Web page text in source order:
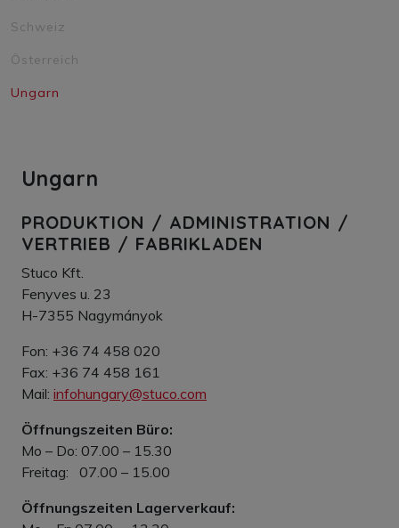
Ungarn
PRODUKTION / ADMINISTRATION /
VERTRIEB / FABRIKLADEN
Stuco Kft.
Fenyves u. 23
H-7355 Nagymányok
Fon: +36 74 458 020
Fax: +36 74 458 161
Mail: infohungary@stuco.com
Öffnungszeiten Büro:
Mo – Do: 07.00 – 15.30
Freitag: 07.00 – 15.00
Öffnungszeiten Lagerverkauf:
Schweiz
Österreich
Ungarn